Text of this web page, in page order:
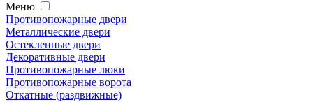
Меню
Противопожарные двери
Металлические двери
Остекленные двери
Декоративные двери
Противопожарные люки
Противопожарные ворота
Откатные (раздвижные)